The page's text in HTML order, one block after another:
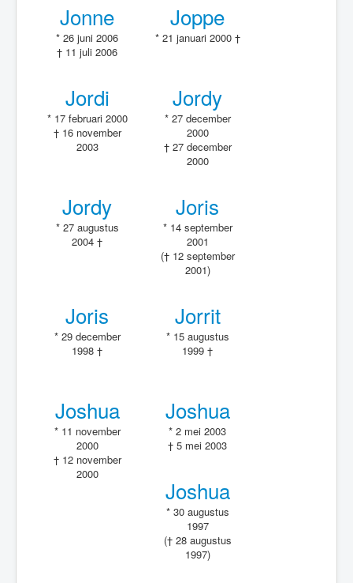
Jonne
* 26 juni 2006
† 11 juli 2006
Joppe
* 21 januari 2000 †
Jordi
* 17 februari 2000
† 16 november
2003
Jordy
* 27 december
2000
† 27 december
2000
Jordy
* 27 augustus
2004 †
Joris
* 14 september
2001
(† 12 september
2001)
Joris
* 29 december
1998 †
Jorrit
* 15 augustus
1999 †
Joshua
* 11 november
2000
† 12 november
2000
Joshua
* 2 mei 2003
† 5 mei 2003
Joshua
* 30 augustus
1997
(† 28 augustus
1997)